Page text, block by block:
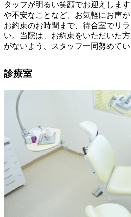
タッフが明るい笑顔でお迎えしま
や不安なことなど、お気軽にお声が
お約束のお時間まで、待合室でリ
い。当院は、お約束をいただいた
がないよう、スタッフ一同努めてい
診療室